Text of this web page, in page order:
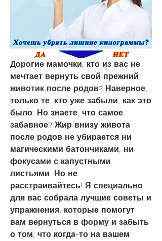
Дорогие мамочки, кто из вас не
мечтает вернуть свой прежний
животик после родов? Наверное,
только те, кто уже забыли, как это
было. Но знаете, что самое
забавное? Жир внизу живота
после родов не убирается ни
магическими батончиками, ни
фокусами с капустными
листьями. Но не
расстраивайтесь! Я специально
для вас собрала лучшие советы и
упражнения, которые помогут
вам вернуться в форму и забыть
о том, что когда-то на вашем